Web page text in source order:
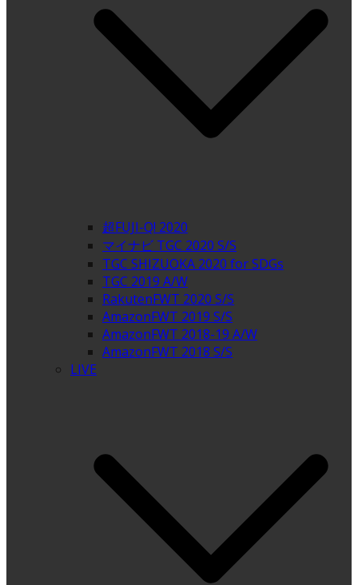
超FUJI-Q! 2020
マイナビ TGC 2020 S/S
TGC SHIZUOKA 2020 for SDGs
TGC 2019 A/W
RakutenFWT 2020 S/S
AmazonFWT 2019 S/S
AmazonFWT 2018-19 A/W
AmazonFWT 2018 S/S
LIVE